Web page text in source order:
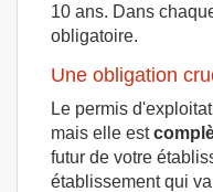
10 ans. Dans
obligatoire.
Une obligation
Le permis
mais elle est
futur de votre
établissement qui